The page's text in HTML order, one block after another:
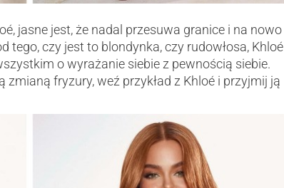
jasne jest, że nadal przesuwa granice i na nowo
tego, czy jest to blondynka, czy rudowłosa, Khloé
o wyrażanie siebie z pewnością siebie.
fryzury, weź przykład z Khloé i przyjmij ją